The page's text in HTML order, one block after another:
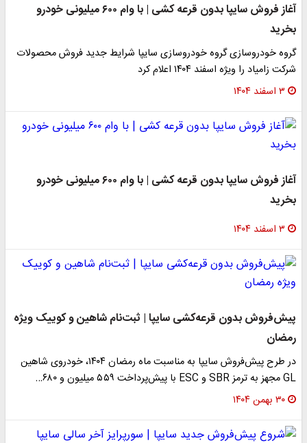
آغاز فروش سایپا بدون قرعه کشی | با وام ۶۰۰ میلیونی خودرو
بخرید
گروه خودروسازی گروه خودروسازی سایپا شرایط جدید فروش محصولات
شرکت زامیاد را ویژه اسفند ۱۴۰۴ اعلام کرد
۳ اسفند ۱۴۰۴
آغاز فروش سایپا بدون قرعه کشی | با وام ۶۰۰ میلیونی خودرو
بخرید
۳ اسفند ۱۴۰۴
پیش‌فروش بدون قرعه‌کشی سایپا | ثبت‌نام شاهین و کوییک ویژه
رمضان
در طرح پیش‌فروش سایپا به مناسبت ماه رمضان ۱۴۰۴، خودروی شاهین
GL مجهز به ترمز SBR و ESC با پیش‌پرداخت ۵۵۹ میلیون و ۶۸۰…
۳۰ بهمن ۱۴۰۴